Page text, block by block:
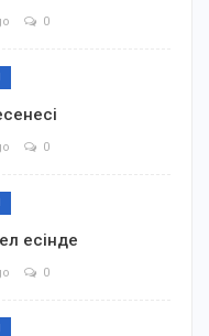
0
0
есінде
0